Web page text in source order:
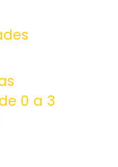
0 a 3